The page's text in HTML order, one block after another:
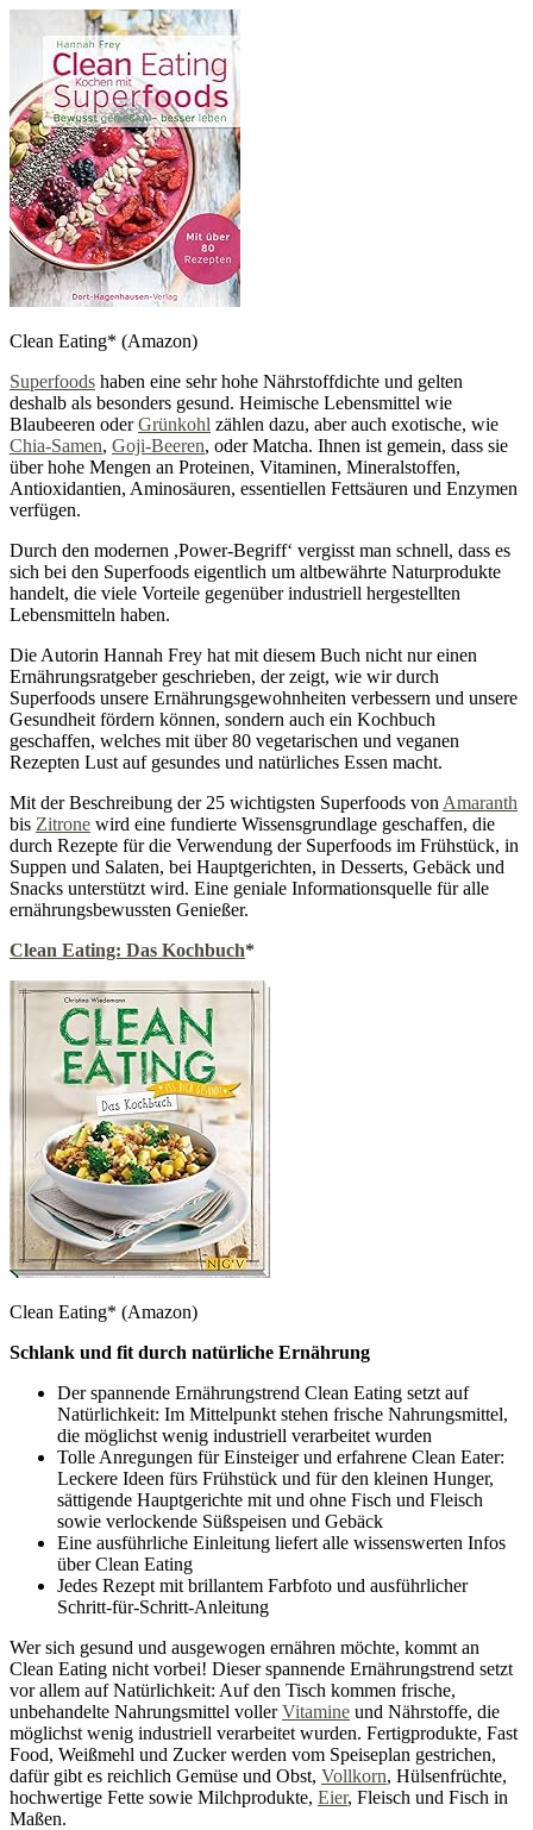
Clean Eating* (Amazon)
Superfoods haben eine sehr hohe Nährstoffdichte und gelten
deshalb als besonders gesund. Heimische Lebensmittel wie
Blaubeeren oderGrünkohl zählen dazu, aber auch exotische, wie
Chia-Samen, Goji-Beeren, oder Matcha. Ihnen ist gemein, dass sie
über hohe Mengen an Proteinen, Vitaminen, Mineralstoffen,
Antioxidantien, Aminosäuren, essentiellen Fettsäuren und Enzymen
verfügen.
Durch den modernen ,Power-Begriff‘ vergisst man schnell, dass es
sich bei den Superfoods eigentlich um altbewährte Naturprodukte
handelt, die viele Vorteile gegenüber industriell hergestellten
Lebensmitteln haben.
Die Autorin Hannah Frey hat mit diesem Buch nicht nur einen
Ernährungsratgeber geschrieben, der zeigt, wie wir durch
Superfoods unsere Ernährungsgewohnheiten verbessern und unsere
Gesundheit fördern können, sondern auch ein Kochbuch
geschaffen, welches mit über 80 vegetarischen und veganen
Rezepten Lust auf gesundes und natürliches Essen macht.
Mit der Beschreibung der 25 wichtigsten Superfoods von Amaranth
bis Zitrone wird eine fundierte Wissensgrundlage geschaffen, die
durch Rezepte für die Verwendung der Superfoods im Frühstück, in
Suppen und Salaten, bei Hauptgerichten, in Desserts, Gebäck und
Snacks unterstützt wird. Eine geniale Informationsquelle für alle
ernährungsbewussten Genießer.
Clean Eating: Das Kochbuch*
Clean Eating* (Amazon)
Schlank und fit durch natürliche Ernährung
Der spannende Ernährungstrend Clean Eating setzt auf
Natürlichkeit: Im Mittelpunkt stehen frische Nahrungsmittel,
die möglichst wenig industriell verarbeitet wurden
Tolle Anregungen für Einsteiger und erfahrene Clean Eater:
Leckere Ideen fürs Frühstück und für den kleinen Hunger,
sättigende Hauptgerichte mit und ohne Fisch und Fleisch
sowie verlockende Süßspeisen und Gebäck
Eine ausführliche Einleitung liefert alle wissenswerten Infos
über Clean Eating
Jedes Rezept mit brillantem Farbfoto und ausführlicher
Schritt-für-Schritt-Anleitung
Wer sich gesund und ausgewogen ernähren möchte, kommt an
Clean Eating nicht vorbei! Dieser spannende Ernährungstrend setzt
vor allem auf Natürlichkeit: Auf den Tisch kommen frische,
unbehandelte Nahrungsmittel vollerVitamine und Nährstoffe, die
möglichst wenig industriell verarbeitet wurden. Fertigprodukte, Fast
Food, Weißmehl und Zucker werden vom Speiseplan gestrichen,
dafür gibt es reichlich Gemüse und Obst, Vollkorn, Hülsenfrüchte,
hochwertige Fette sowie Milchprodukte, Eier, Fleisch und Fisch in
Maßen.